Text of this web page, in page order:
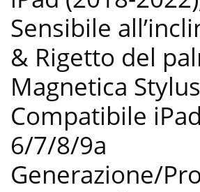
Sensibile
& Rigetto del
Magnetica
Compatibile iPad
6/7/8/9a
Generazione/